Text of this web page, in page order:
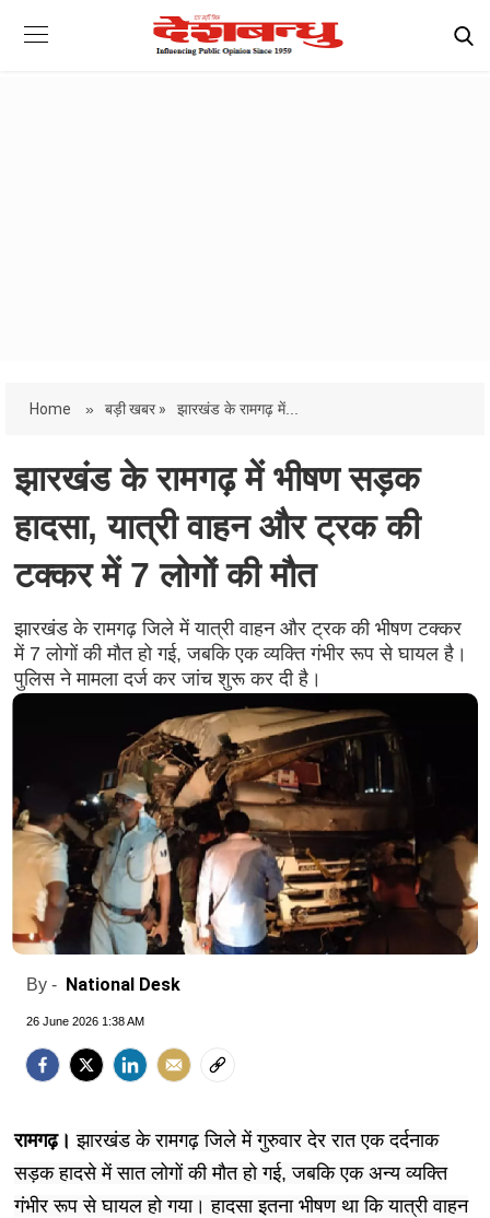
Home » बड़ी खबर » झारखंड के रामगढ़ में...
झारखंड के रामगढ़ में भीषण सड़क
हादसा, यात्री वाहन और ट्रक की
टक्कर में 7 लोगों की मौत
झारखंड के रामगढ़ जिले में यात्री वाहन और ट्रक की भीषण टक्कर
में 7 लोगों की मौत हो गई, जबकि एक व्यक्ति गंभीर रूप से घायल है।
पुलिस ने मामला दर्ज कर जांच शुरू कर दी है।
By - National Desk
26 June 2026 1:38 AM
रामगढ़।झारखंड के रामगढ़ जिले में गुरुवार देर रात एक दर्दनाक
सड़क हादसे में सात लोगों की मौत हो गई, जबकि एक अन्य व्यक्ति
गंभीर रूप से घायल हो गया। हादसा इतना भीषण था कि यात्री वाहन